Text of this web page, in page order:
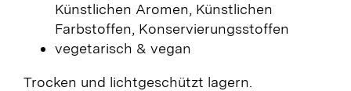
Künstlichen Aromen, Künstlichen
Farbstoffen, Konservierungsstoffen
vegetarisch & vegan
Trocken und lichtgeschützt lagern.